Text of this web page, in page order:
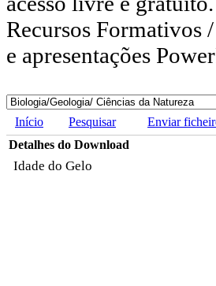
Recursos Formativos
e apresentações
Início Pesquisar Enviar
Detalhes do Download
Idade do Gelo